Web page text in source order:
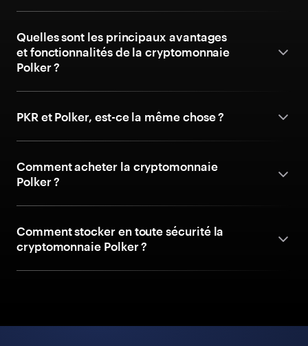
Quelles sont les principaux avantages
et fonctionnalités de la cryptomonnaie
Polker ?
PKR et Polker, est-ce la même chose ?
Comment acheter la cryptomonnaie
Polker ?
Comment stocker en toute sécurité la
cryptomonnaie Polker ?